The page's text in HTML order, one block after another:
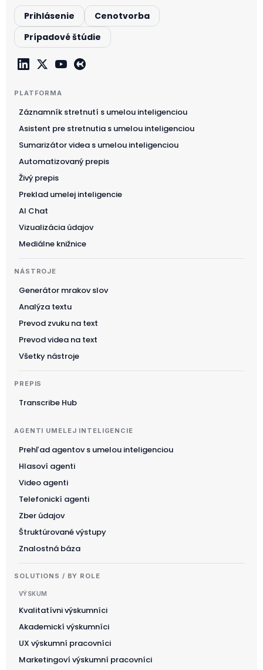
Prihlásenie
Cenotvorba
Prípadové štúdie
PLATFORMA
Záznamník stretnutí s umelou inteligenciou
Asistent pre stretnutia s umelou inteligenciou
Sumarizátor videa s umelou inteligenciou
Automatizovaný prepis
Živý prepis
Preklad umelej inteligencie
AI Chat
Vizualizácia údajov
Mediálne knižnice
NÁSTROJE
Generátor mrakov slov
Analýza textu
Prevod zvuku na text
Prevod videa na text
Všetky nástroje
PREPIS
Transcribe Hub
AGENTI UMELEJ INTELIGENCIE
Prehľad agentov s umelou inteligenciou
Hlasoví agenti
Video agenti
Telefonickí agenti
Zber údajov
Štruktúrované výstupy
Znalostná báza
SOLUTIONS / BY ROLE
VÝSKUM
Kvalitatívni výskumníci
Akademickí výskumníci
UX výskumní pracovníci
Marketingoví výskumní pracovníci